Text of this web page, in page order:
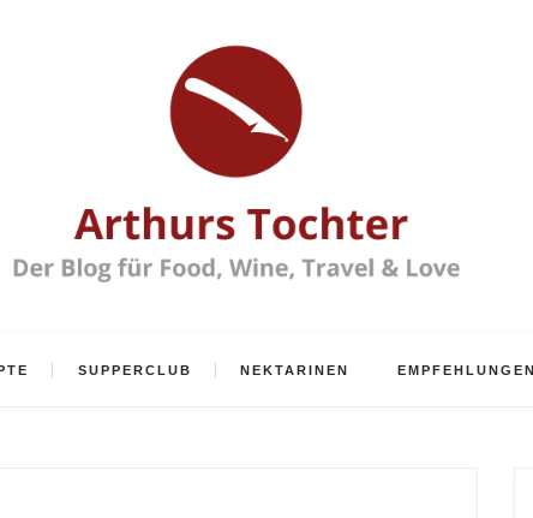
SUPPERCLUB NEKTARINEN EMPFEHLUNGEN